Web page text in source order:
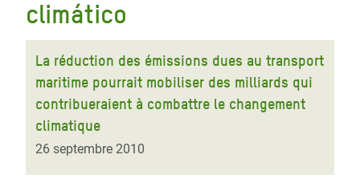
climático
La réduction des émissions dues au transport
maritime pourrait mobiliser des milliards qui
contribueraient à combattre le changement
climatique
26 septembre 2010